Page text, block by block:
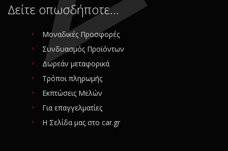
Δείτε οπωσδήποτε…
Μοναδικές Προσφορές
Συνδυασμός Προϊόντων
Δωρεάν μεταφορικά
Τρόποι πληρωμής
Εκπτώσεις Μελών
Για επαγγελματίες
Η Σελίδα μας στο car.gr